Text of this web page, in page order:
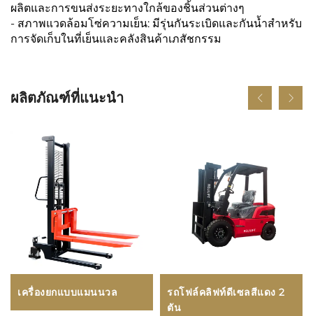
ผลิตและการขนส่งระยะทางใกล้ของชิ้นส่วนต่างๆ
- สภาพแวดล้อมโซ่ความเย็น: มีรุ่นกันระเบิดและกันน้ำสำหรับ
การจัดเก็บในที่เย็นและคลังสินค้าเภสัชกรรม
ผลิตภัณฑ์ที่แนะนำ
เครื่องยกแบบแมนนวล
รถโฟล์คลิฟท์ดีเซลสีแดง 2
ตัน